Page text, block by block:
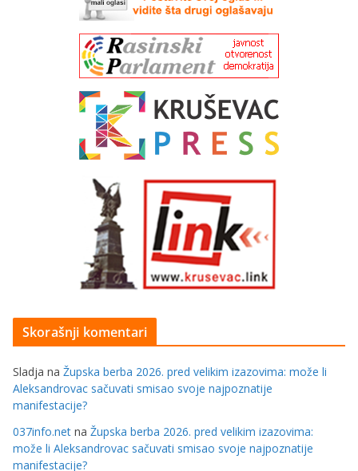
Skorašnji komentari
Sladja na Župska berba 2026. pred velikim izazovima: može li
Aleksandrovac sačuvati smisao svoje najpoznatije
manifestacije?
037info.net na Župska berba 2026. pred velikim izazovima:
može li Aleksandrovac sačuvati smisao svoje najpoznatije
manifestacije?